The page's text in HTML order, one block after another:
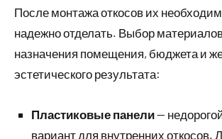
После монтажа откосов их
надежно отделать. Выбор
назначения помещения, бюджета и
эстетического результата:
Пластиковые панели—
вариант для внутренних откосов.